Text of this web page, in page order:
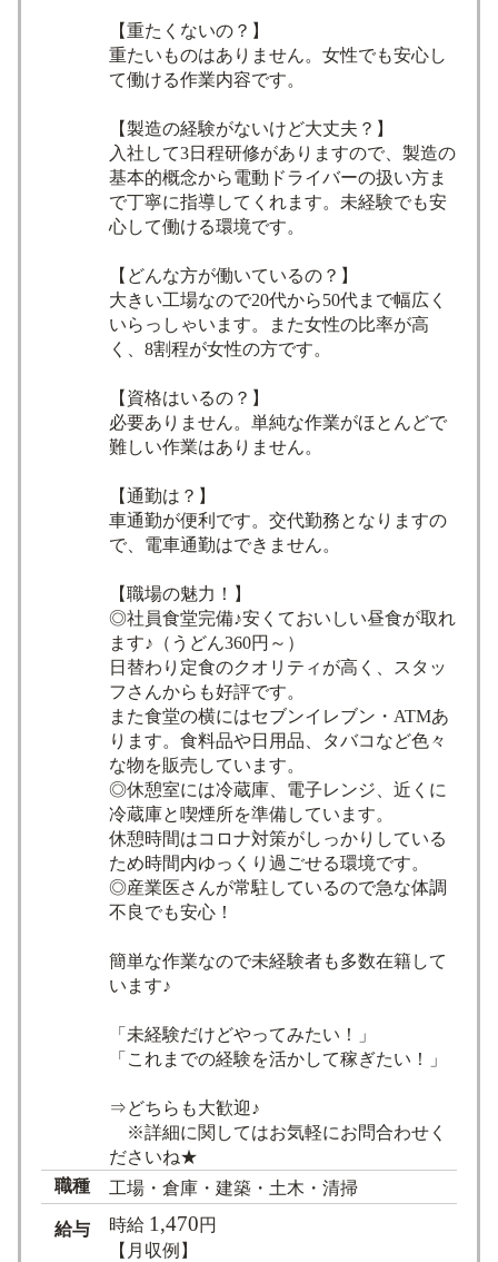
【重たくないの？】
重たいものはありません。女性でも安心し
て働ける作業内容です。
【製造の経験がないけど大丈夫？】
入社して3日程研修がありますので、製造の
基本的概念から電動ドライバーの扱い方ま
で丁寧に指導してくれます。未経験でも安
心して働ける環境です。
【どんな方が働いているの？】
大きい工場なので20代から50代まで幅広く
いらっしゃいます。また女性の比率が高
く、8割程が女性の方です。
【資格はいるの？】
必要ありません。単純な作業がほとんどで
難しい作業はありません。
【通勤は？】
車通勤が便利です。交代勤務となりますの
で、電車通勤はできません。
【職場の魅力！】
◎社員食堂完備♪安くておいしい昼食が取れ
ます♪（うどん360円～）
日替わり定食のクオリティが高く、スタッ
フさんからも好評です。
また食堂の横にはセブンイレブン・ATMあ
ります。食料品や日用品、タバコなど色々
な物を販売しています。
◎休憩室には冷蔵庫、電子レンジ、近くに
冷蔵庫と喫煙所を準備しています。
休憩時間はコロナ対策がしっかりしている
ため時間内ゆっくり過ごせる環境です。
◎産業医さんが常駐しているので急な体調
不良でも安心！
簡単な作業なので未経験者も多数在籍して
います♪
「未経験だけどやってみたい！」
「これまでの経験を活かして稼ぎたい！」
⇒どちらも大歓迎♪
※詳細に関してはお気軽にお問合わせく
ださいね★
職種
工場・倉庫・建築・土木・清掃
給与 時給 1,470円
【月収例】